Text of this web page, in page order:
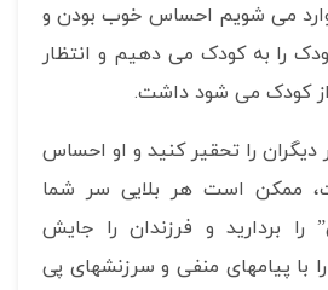
می شویم احساس خوب بودن و
را به کودک می دهیم و انتظار
کودک می شود داشت.
را تحقیر کنید و او احساس
ممکن است هر بلایی سر شما
را بردارید و فرزندان را جایش
را با پیامهای منفی و سرزنشهای پی